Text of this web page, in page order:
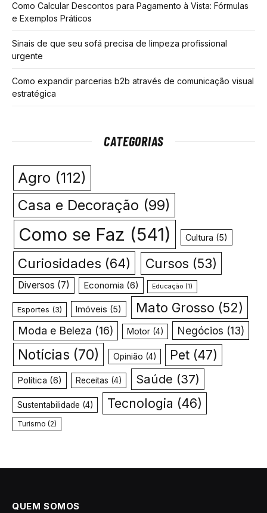
Como Calcular Descontos para Pagamento à Vista: Fórmulas
e Exemplos Práticos
Sinais de que seu sofá precisa de limpeza profissional
urgente
Como expandir parcerias b2b através de comunicação visual
estratégica
CATEGORIAS
Agro (112)
Casa e Decoração (99)
Como se Faz (541) Cultura (5)
Curiosidades (64) Cursos (53)
Diversos (7) Economia (6) Educação (1)
Esportes (3) Imóveis (5) Mato Grosso (52)
Moda e Beleza (16) Motor(4) Negócios (13)
Notícias (70) Opinião (4) Pet (47)
Política (6) Receitas (4) Saúde (37)
Sustentabilidade (4) Tecnologia (46)
Turismo (2)
QUEM SOMOS